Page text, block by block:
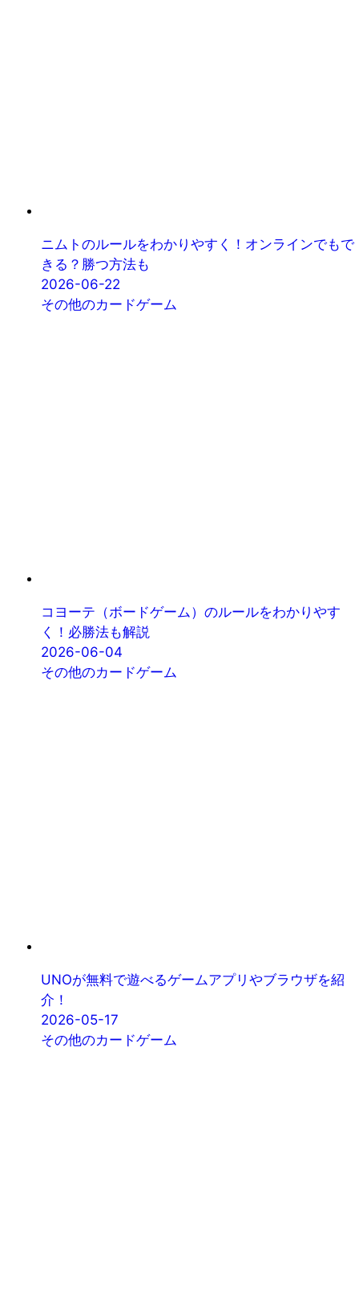
ニムトのルールをわかりやすく！オンラインでもで
きる？勝つ方法も
2026-06-22
その他のカードゲーム
コヨーテ（ボードゲーム）のルールをわかりやす
く！必勝法も解説
2026-06-04
その他のカードゲーム
UNOが無料で遊べるゲームアプリやブラウザを紹
介！
2026-05-17
その他のカードゲーム